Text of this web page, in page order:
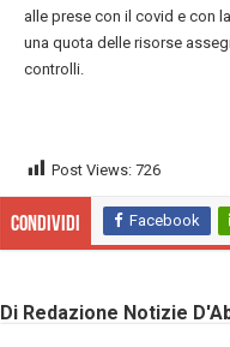
alle prese con il covid e con
una quota delle risorse
controlli.
Post Views: 726
Condividi Facebook
Di Redazione Notizie